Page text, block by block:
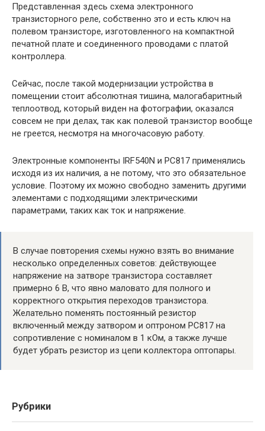
Представленная здесь схема электронного
транзисторного реле, собственно это и есть ключ на
полевом транзисторе, изготовленного на компактной
печатной плате и соединенного проводами с платой
контроллера.
Сейчас, после такой модернизации устройства в
помещении стоит абсолютная тишина, малогабаритный
теплоотвод, который виден на фотографии, оказался
совсем не при делах, так как полевой транзистор вообще
не греется, несмотря на многочасовую работу.
Электронные компоненты IRF540N и PC817 применялись
исходя из их наличия, а не потому, что это обязательное
условие. Поэтому их можно свободно заменить другими
элементами с подходящими электрическими
параметрами, таких как ток и напряжение.
В случае повторения схемы нужно взять во внимание
несколько определенных советов: действующее
напряжение на затворе транзистора составляет
примерно 6 В, что явно маловато для полного и
корректного открытия переходов транзистора.
Желательно поменять постоянный резистор
включенный между затвором и оптроном PC817 на
сопротивление с номиналом в 1 кОм, а также лучше
будет убрать резистор из цепи коллектора оптопары.
Рубрики